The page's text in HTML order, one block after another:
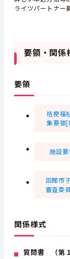
ライツパートナー
要領・関係
要領
桔梗福
集要領
施設
函館市
審査委
関係様式
質問書 （第１